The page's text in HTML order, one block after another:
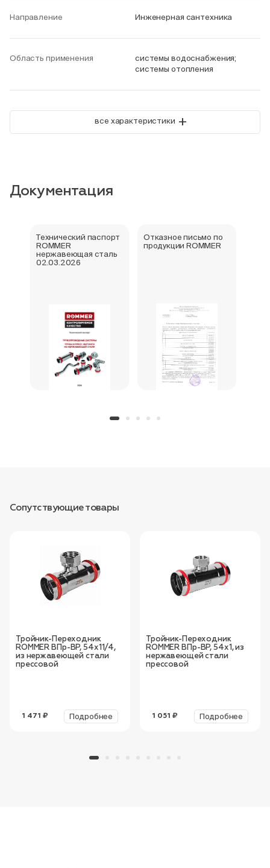
Направление Инженерная сантехника
Область применения
системы водоснабжения;
системы отопления
все характеристики +
Документация
Технический паспорт
ROMMER
нержавеющая сталь
02.03.2026
Отказное письмо по
продукции ROMMER
Сопутствующие товары
Тройник-Переходник
ROMMER ВПр-ВР, 54х11/4,
из нержавеющей стали
прессовой
1 471 ₽ Подробнее
Тройник-Переходник
ROMMER ВПр-ВР, 54х1, из
нержавеющей стали
прессовой
1 051 ₽ Подробнее